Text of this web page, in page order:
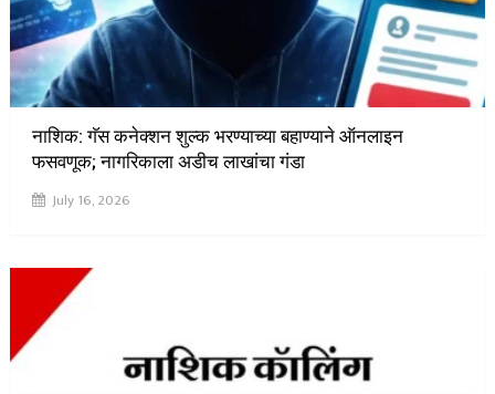
नाशिक: गॅस कनेक्शन शुल्क भरण्याच्या बहाण्याने ऑनलाइन
फसवणूक; नागरिकाला अडीच लाखांचा गंडा
July 16, 2026